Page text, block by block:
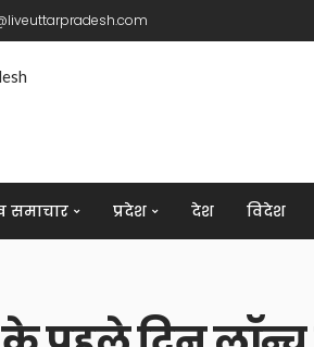
समाचार प्रदेश देश विदेश